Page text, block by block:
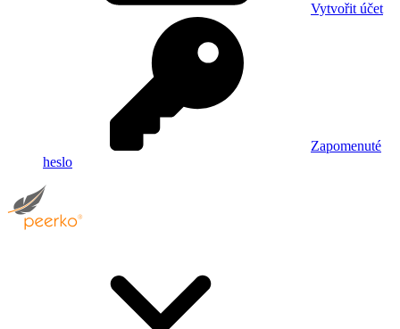
Vytvořit účet
Zapomenuté
heslo